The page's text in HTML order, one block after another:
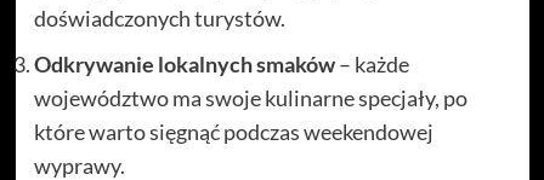
doświadczonych turystów.
Odkrywanie lokalnych smaków– każde
województwo ma swoje kulinarne specjały, po
które warto sięgnąć podczas weekendowej
wyprawy.